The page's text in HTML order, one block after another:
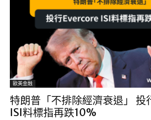
歐美金融
特朗普「不排除經濟衰退」
ISI料標指再跌10%